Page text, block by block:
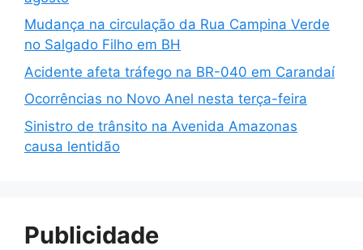
Mudança na circulação da Rua Campina Verde
no Salgado Filho em BH
Acidente afeta tráfego na BR-040 em Carandaí
Ocorrências no Novo Anel nesta terça-feira
Sinistro de trânsito na Avenida Amazonas
causa lentidão
Publicidade